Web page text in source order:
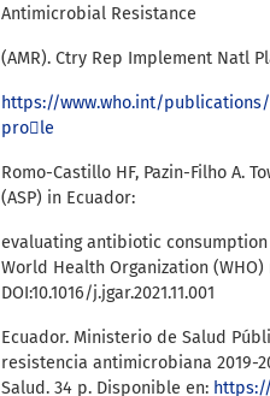
Antimicrobial Resistance
(AMR). Ctry Rep Implement Natl
https://www.who.int/
prole
Romo-Castillo HF, Pazin-Filho A.
(ASP) in Ecuador:
evaluating antibiotic
World Health Organization (WHO)
DOI:10.1016/j.jgar.2021.11.001
Ecuador. Ministerio de Salud
resistencia antimicrobiana 2019-
Salud. 34 p. Disponible en: